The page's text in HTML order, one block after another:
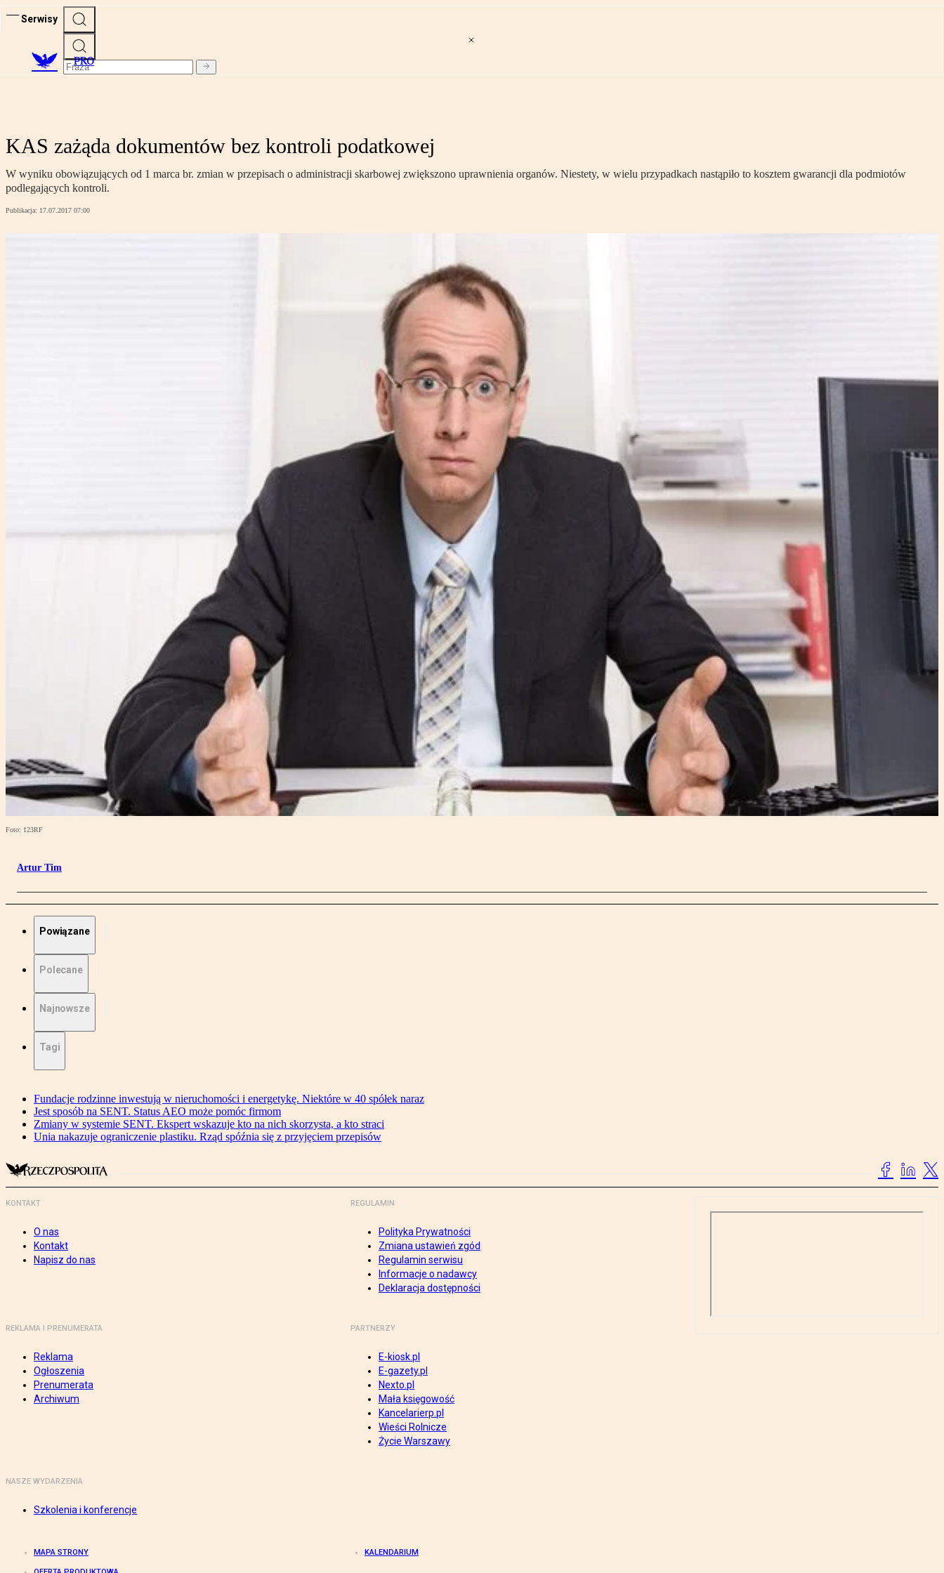
Serwisy
PRO
KAS zażąda dokumentów bez kontroli podatkowej
W wyniku obowiązujących od 1 marca br. zmian w przepisach o administracji skarbowej zwiększono uprawnienia organów. Niestety, w wielu przypadkach nastąpiło to kosztem gwarancji dla podmiotów
podlegających kontroli.
Publikacja: 17.07.2017 07:00
Foto: 123RF
Artur Tim
Powiązane
Polecane
Najnowsze
Tagi
Fundacje rodzinne inwestują w nieruchomości i energetykę. Niektóre w 40 spółek naraz
Jest sposób na SENT. Status AEO może pomóc firmom
Zmiany w systemie SENT. Ekspert wskazuje kto na nich skorzysta, a kto straci
Unia nakazuje ograniczenie plastiku. Rząd spóźnia się z przyjęciem przepisów
KONTAKT
O nas
Kontakt
Napisz do nas
REGULAMIN
Polityka Prywatności
Zmiana ustawień zgód
Regulamin serwisu
Informacje o nadawcy
Deklaracja dostępności
REKLAMA I PRENUMERATA
Reklama
Ogłoszenia
Prenumerata
Archiwum
PARTNERZY
E-kiosk.pl
E-gazety.pl
Nexto.pl
Mała księgowość
Kancelarierp.pl
Wieści Rolnicze
Życie Warszawy
NASZE WYDARZENIA
Szkolenia i konferencje
MAPA STRONY KALENDARIUM